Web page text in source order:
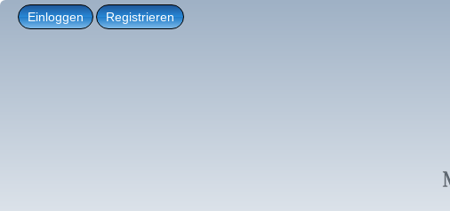
Einloggen Registrieren